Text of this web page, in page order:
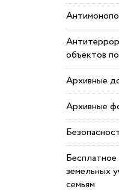
объектов
Архивные
Архивные
земельных
семьям